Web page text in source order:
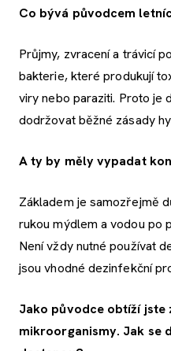
Co bývá původcem
Průjmy, zvracení a trávicí
bakterie, které produkují
viry nebo paraziti. Proto je
dodržovat běžné zásady
A ty by měly vypadat
Základem je samozřejmě
rukou mýdlem a vodou po
Není vždy nutné používat
jsou vhodné dezinfekční
Jako původce obtíží jste
mikroorganismy. Jak se